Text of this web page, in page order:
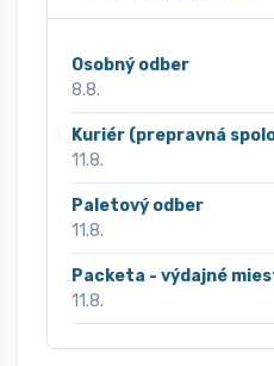
Osobný odber
8.8.
Kuriér (prepravná
11.8.
Paletový odber
11.8.
Packeta - výdajné
11.8.